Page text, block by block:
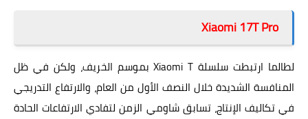
Xiaomi 17T Pro
لطالما ارتبطت سلسلة Xiaomi T بموسم الخريف، ولكن في ظل
المنافسة الشديدة خلال النصف الأول من العام، والارتفاع التدريجي
في تكاليف الإنتاج، تسابق شاومي الزمن لتفادي الارتفاعات الحادة